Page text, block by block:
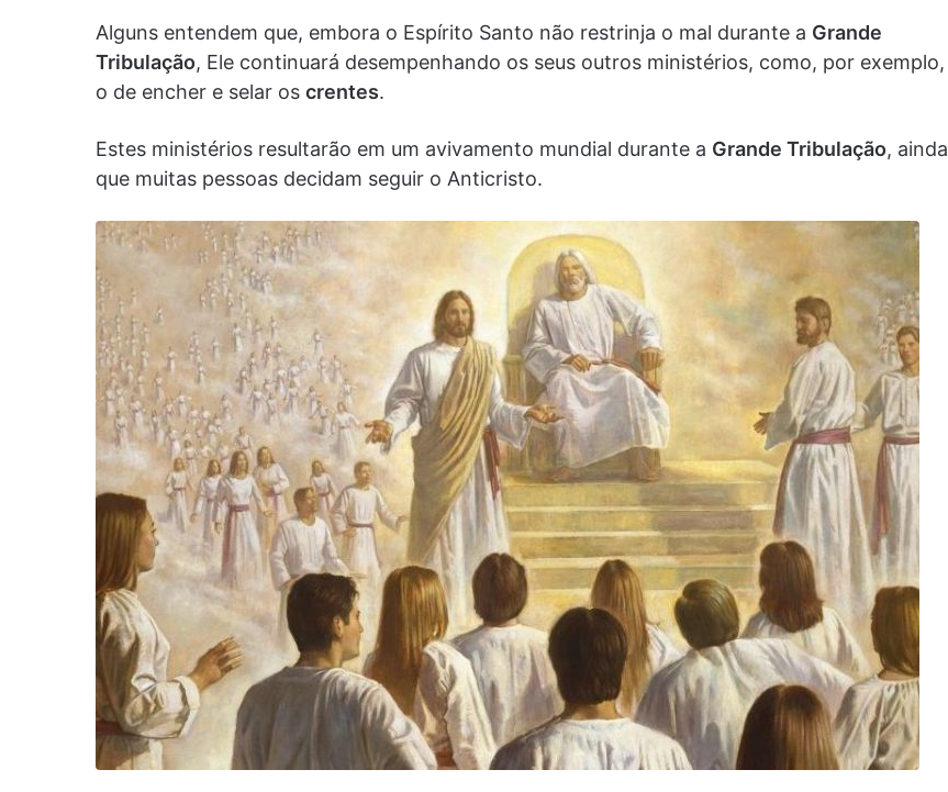
Alguns entendem que, embora o Espírito Santo não restrinja o mal durante a Grande
Tribulação, Ele continuará desempenhando os seus outros ministérios, como, por exemplo,
o de encher e selar os crentes.
Estes ministérios resultarão em um avivamento mundial durante a Grande Tribulação, ainda
que muitas pessoas decidam seguir o Anticristo.